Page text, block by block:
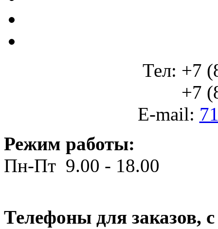
Тел: +7
+7
E-mail:
Режим работы:
Пн-Пт 9.00 - 18.00
Телефоны для заказов,